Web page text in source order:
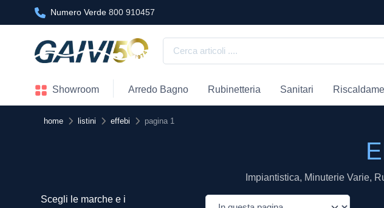
Numero Verde 800 910457
Showroom Arredo Bagno Rubinetteria Sanitari
home listini effebi pagina 1
Impiantistica, Minuterie Varie,
Scegli le marche e i